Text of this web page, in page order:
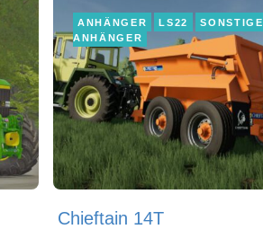
ANHÄNGER LS22
SONSTIGE
ANHÄNGER
Chieftain 14T